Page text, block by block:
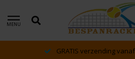
MENU
GRATIS verzending